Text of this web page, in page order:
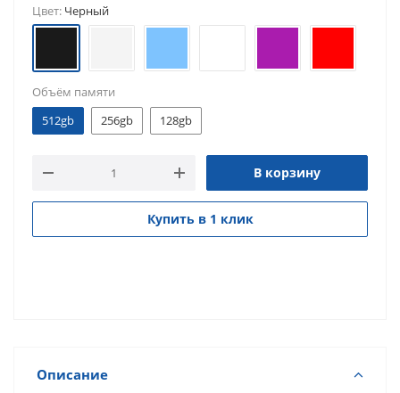
Цвет: Черный
Объём памяти
512gb
256gb 128gb
В корзину
Купить в 1 клик
Описание